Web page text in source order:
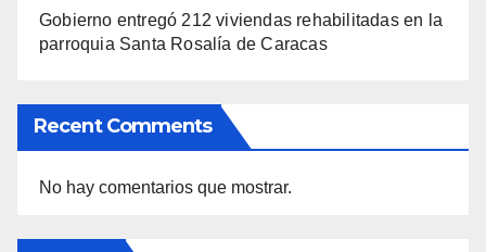
Gobierno entregó 212 viviendas rehabilitadas en la
parroquia Santa Rosalía de Caracas
Recent Comments
No hay comentarios que mostrar.